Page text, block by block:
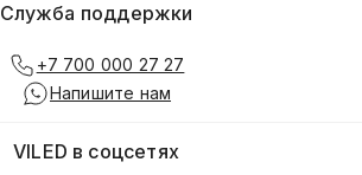
VILED в соцсетях
Служба поддержки
+7 700 000 27 27
Напишите нам